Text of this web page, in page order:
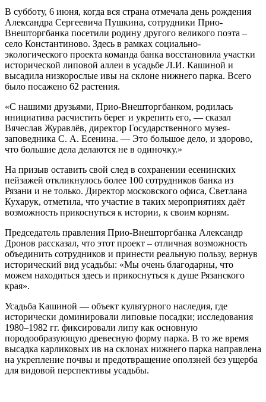
В субботу, 6 июня, когда вся страна отмечала день рождения
Александра Сергеевича Пушкина, сотрудники Прио-
Внешторгбанка посетили родину другого великого поэта –
село Константиново. Здесь в рамках социально-
экологического проекта команда банка восстановила участки
исторической липовой аллеи в усадьбе Л.И. Кашиной и
высадила низкорослые ивы на склоне нижнего парка. Всего
было посажено 62 растения.
«С нашими друзьями, Прио-Внешторгбанком, родилась
инициатива расчистить берег и укрепить его, — сказал
Вячеслав Журавлёв, директор Государственного музея-
заповедника С. А. Есенина. — Это большое дело, и здорово,
что большие дела делаются не в одиночку.»
На призыв оставить свой след в сохранении есенинских
пейзажей откликнулось более 100 сотрудников банка из
Рязани и не только. Директор московского офиса, Светлана
Кухарук, отметила, что участие в таких мероприятиях даёт
возможность прикоснуться к истории, к своим корням.
Председатель правления Прио-Внешторгбанка Александр
Дронов рассказал, что этот проект – отличная возможность
объединить сотрудников и принести реальную пользу, вернув
исторический вид усадьбы: «Мы очень благодарны, что
можем находиться здесь и прикоснуться к душе Рязанского
края».
Усадьба Кашиной — объект культурного наследия, где
исторически доминировали липовые посадки; исследования
1980–1982 гг. фиксировали липу как основную
породообразующую древесную форму парка. В то же время
высадка карликовых ив на склонах нижнего парка направлена
на укрепление почвы и предотвращение оползней без ущерба
для видовой перспективы усадьбы.